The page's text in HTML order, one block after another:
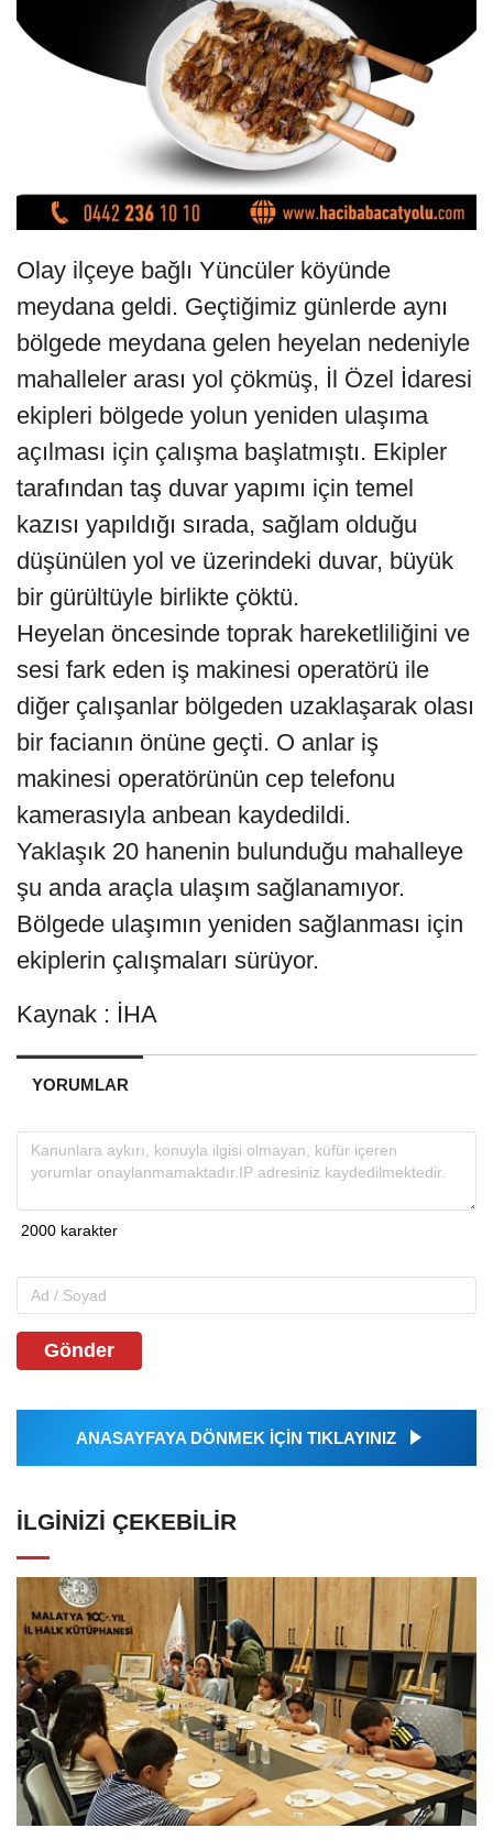
Olay ilçeye bağlı Yüncüler köyünde
meydana geldi. Geçtiğimiz günlerde aynı
bölgede meydana gelen heyelan nedeniyle
mahalleler arası yol çökmüş, İl Özel İdaresi
ekipleri bölgede yolun yeniden ulaşıma
açılması için çalışma başlatmıştı. Ekipler
tarafından taş duvar yapımı için temel
kazısı yapıldığı sırada, sağlam olduğu
düşünülen yol ve üzerindeki duvar, büyük
bir gürültüyle birlikte çöktü.
Heyelan öncesinde toprak hareketliliğini ve
sesi fark eden iş makinesi operatörü ile
diğer çalışanlar bölgeden uzaklaşarak olası
bir facianın önüne geçti. O anlar iş
makinesi operatörünün cep telefonu
kamerasıyla anbean kaydedildi.
Yaklaşık 20 hanenin bulunduğu mahalleye
şu anda araçla ulaşım sağlanamıyor.
Bölgede ulaşımın yeniden sağlanması için
ekiplerin çalışmaları sürüyor.
Kaynak : İHA
YORUMLAR
Gönder
ANASAYFAYA DÖNMEK İÇİN TIKLAYINIZ
İLGINIZI ÇEKEBILIR